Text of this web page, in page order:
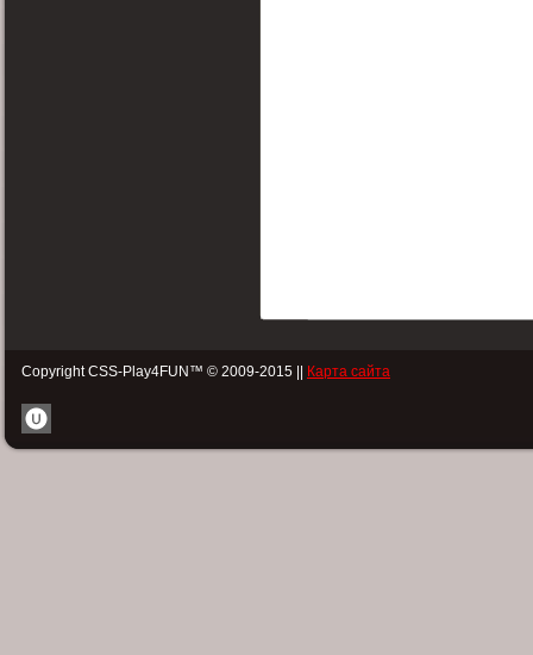
Copyright CSS-Play4FUN™ © 2009-2015 || Карта сайта